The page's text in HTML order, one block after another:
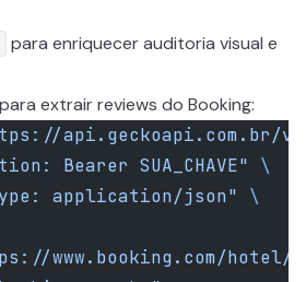
para enriquecer auditoria visual e
extrair reviews do Booking:
api.geckoapi.com.br/
Bearer SUA_CHAVE" \
application/json" \
www.booking.com/hotel/